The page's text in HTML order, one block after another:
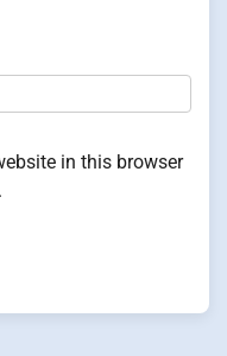
in this browser